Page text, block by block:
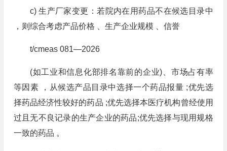
c) 生产厂家变更：若院内在用药品不在候选目录中
，则综合考虑产品价格 、生产企业规模 、信誉
t/cmeas 081—2026
(如工业和信息化部排名靠前的企业)、市场占有率
等因素 ，从候选产品目录中选择一个药品报量 ;优先选
择药品经济性较好的药品 ;优先选择本医疗机构曾经使用
过且无不良记录的生产企业的药品;优先选择与现用规格
一致的药品 。